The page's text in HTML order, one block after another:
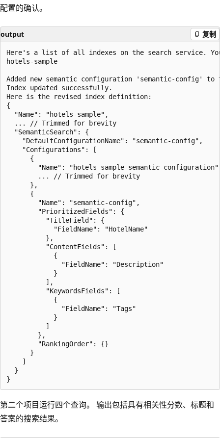
配置的确认。
output 复制
Here's a list of all indexes on the search service.
hotels-sample
Added new semantic configuration 'semantic-config'
Index updated successfully.
Here is the revised index definition:
{
  "Name": "hotels-sample",
  ... // Trimmed for brevity
  "SemanticSearch": {
    "DefaultConfigurationName": "semantic-config",
    "Configurations": [
      {
"Name": "hotels-sample-semantic-
        ... // Trimmed for brevity
      },
      {
        "Name": "semantic-config",
        "PrioritizedFields": {
          "TitleField": {
            "FieldName": "HotelName"
          },
          "ContentFields": [
            {
              "FieldName": "Description"
            }
          ],
          "KeywordsFields": [
            {
              "FieldName": "Tags"
            }
          ]
        },
        "RankingOrder": {}
      }
    ]
  }
第二个项目运行四个查询。 输出包括具有相关性分数、标题和
答案的搜索结果。